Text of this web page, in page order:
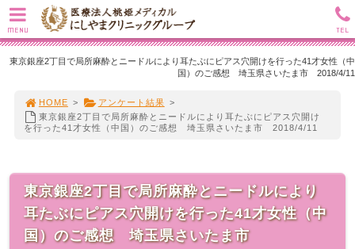
東京銀座2丁目で局所麻酔とニードルにより耳たぶにピアス穴開けを行った41才女性（中
国）のご感想 埼玉県さいたま市 2018/4/11
HOME > アンケート結果 >
東京銀座2丁目で局所麻酔とニードルにより耳たぶにピアス穴開け
を行った41才女性（中国）のご感想 埼玉県さいたま市 2018/4/11
東京銀座2丁目で局所麻酔とニードルにより
耳たぶにピアス穴開けを行った41才女性（中
国）のご感想 埼玉県さいたま市
MENU TEL